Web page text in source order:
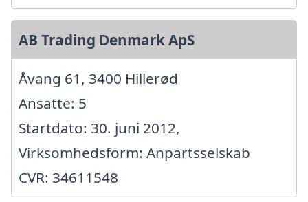
AB Trading Denmark ApS
Åvang 61, 3400 Hillerød
Ansatte: 5
Startdato: 30. juni 2012,
Virksomhedsform: Anpartsselskab
CVR: 34611548